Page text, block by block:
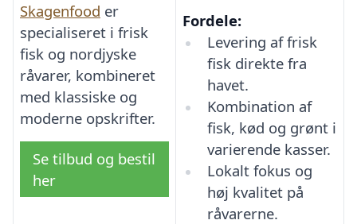
Skagenfood er
specialiseret i frisk
fisk og nordjyske
råvarer, kombineret
med klassiske og
moderne opskrifter.
Se tilbud og bestil
her
Fordele:
Levering af frisk
fisk direkte fra
havet.
Kombination af
fisk, kød og grønt i
varierende kasser.
Lokalt fokus og
høj kvalitet på
råvarerne.